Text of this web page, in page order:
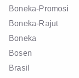
Boneka-Promosi
Boneka-Rajut
Boneka
Bosen
Brasil